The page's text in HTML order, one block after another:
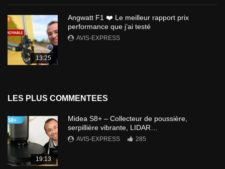
13:25
Angwatt F1 ❤️ Le meilleur rapport prix
performance que j’ai testé
AVIS-EXPRESS
LES PLUS COMMENTEES
19:13
Midea S8+ – Collecteur de poussière,
serpillière vibrante, LIDAR…
AVIS-EXPRESS 285